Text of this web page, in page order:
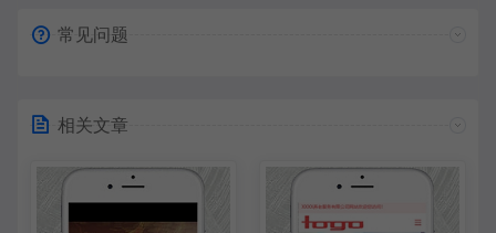
常见问题
相关文章